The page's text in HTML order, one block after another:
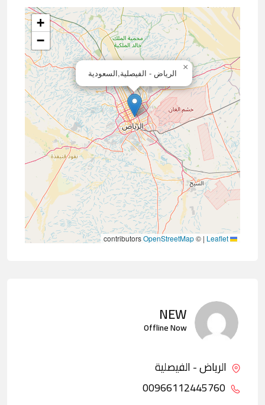
الرياض - الفيصلية,السعودية
×
+
−
|
©
OpenStreetMap
NEW
Offline Now
الرياض - الفيصلية